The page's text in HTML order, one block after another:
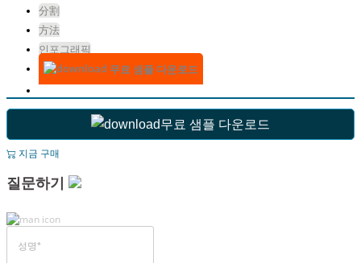
分割
方法
인포그래픽
무료 샘플 다운로드
무료 샘플 다운로드
지금 구매
질문하기